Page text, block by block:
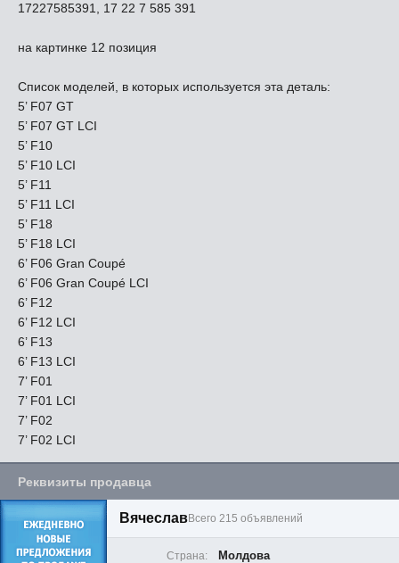
17227585391, 17 22 7 585 391
на картинке 12 позиция
Список моделей, в которых используется эта деталь:
5’ F07 GT
5’ F07 GT LCI
5’ F10
5’ F10 LCI
5’ F11
5’ F11 LCI
5’ F18
5’ F18 LCI
6’ F06 Gran Coupé
6’ F06 Gran Coupé LCI
6’ F12
6’ F12 LCI
6’ F13
6’ F13 LCI
7’ F01
7’ F01 LCI
7’ F02
7’ F02 LCI
Реквизиты продавца
ВячеславВсего 215 объявлений
Страна: Молдова